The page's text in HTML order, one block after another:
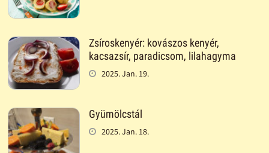
Zsíroskenyér: kovászos kenyér,
kacsazsír, paradicsom, lilahagyma
2025. Jan. 19.
Gyümölcstál
2025. Jan. 18.